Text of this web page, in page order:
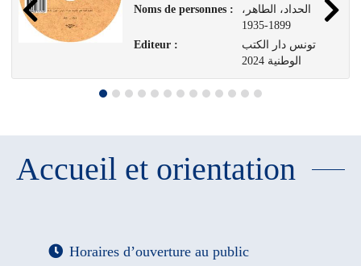
Noms de personnes :
،الحداد، الطاهر
1899-1935
Editeur :
تونس دار الكتب
الوطنية 2024
Accueil et orientation
Horaires d’ouverture au public